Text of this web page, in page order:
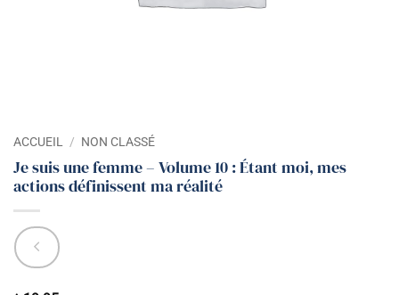
ACCUEIL / NON CLASSÉ
Je suis une femme – Volume 10 : Étant moi, mes
actions définissent ma réalité